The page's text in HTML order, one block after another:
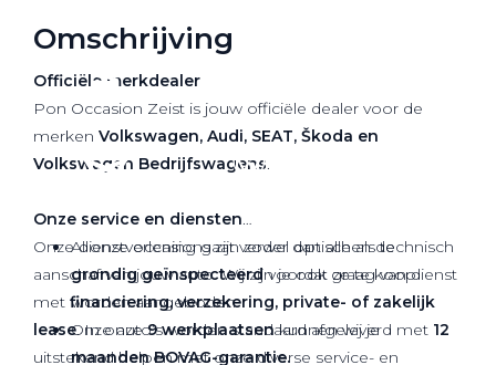
Omschrijving
Officiële merkdealer
Pon Occasion Zeist is jouw officiële dealer voor de
merken Volkswagen, Audi, SEAT, Škoda en
Volkswagen Bedrijfswagens.
Onze service en diensten
Onze dienstverlening gaat verder dan alleen de
aanschaf van jouw auto. Wij zijn je ook graag van dienst
met financiering, verzekering, private- of zakelijk
lease. In onze9 werkplaatsenkunnen wij je
uitstekend helpen met onze diverse service- en
Al onze occasions zijn zowel optisch als technisch
grondig geïnspecteerdvoordat ze te koop
worden aangeboden.
Onze auto’s worden standaard afgeleverd met 12
maanden BOVAG-garantie.